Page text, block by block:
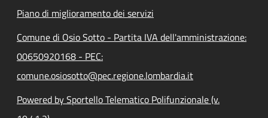
Piano di miglioramento dei servizi
Comune di Osio Sotto - Partita IVA dell'amministrazione:
00650920168 - PEC:
comune.osiosotto@pec.regione.lombardia.it
Powered by Sportello Telematico Polifunzionale (v.